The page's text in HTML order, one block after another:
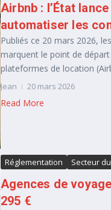
Airbnb : l’État
automatiser les
Publiés ce 20 mars 2026,
marquent le point de
plateformes de location
Jean 20 mars 2026
Read More
Réglementation Secteur
Agences de
295 €